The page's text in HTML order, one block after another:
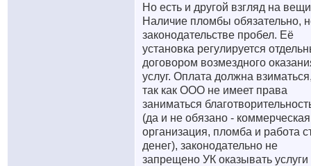
Но есть и другой взгляд на
Наличие пломбы обязательно,
законодательстве пробел. Её
установка регулируется
договором возмездного
услуг. Оплата должна
так как ООО не имеет права
заниматься
(да и не обязано - коммерческая
организация, пломба и работа
денег), законодательно не
запрещено УК оказывать услуги